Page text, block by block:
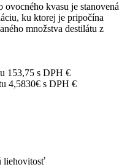
ovocného kvasu je stanovená
ku ktorej je pripočína
množstva destilátu z
153,75 s DPH €
4,5830€ s DPH €
liehovitosť